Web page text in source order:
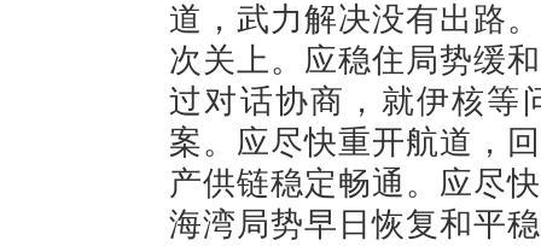
道，武力解决没有出路
次关上。应稳住局势缓
过对话协商，就伊核等
案。应尽快重开航道，
产供链稳定畅通。应尽
海湾局势早日恢复和平